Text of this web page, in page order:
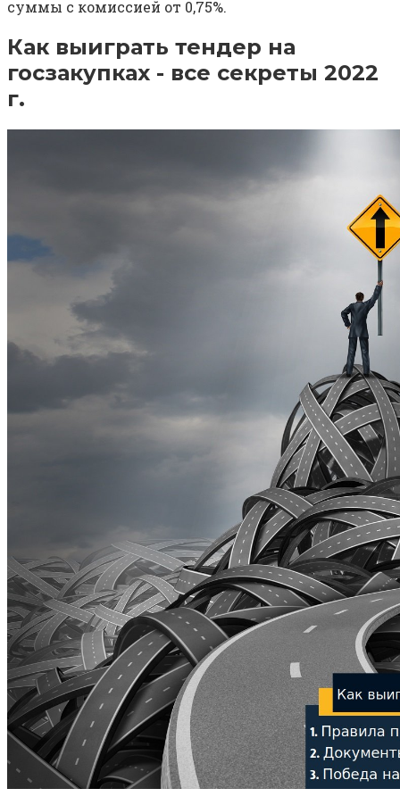
суммы с комиссией от 0,75%.
Как выиграть тендер на
госзакупках ‬-‭ ‬все секреты 2022
г.